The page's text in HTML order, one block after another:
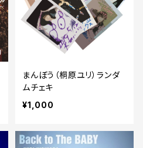
まんぼう（桐原ユリ）ランダ
ムチェキ
¥1,000